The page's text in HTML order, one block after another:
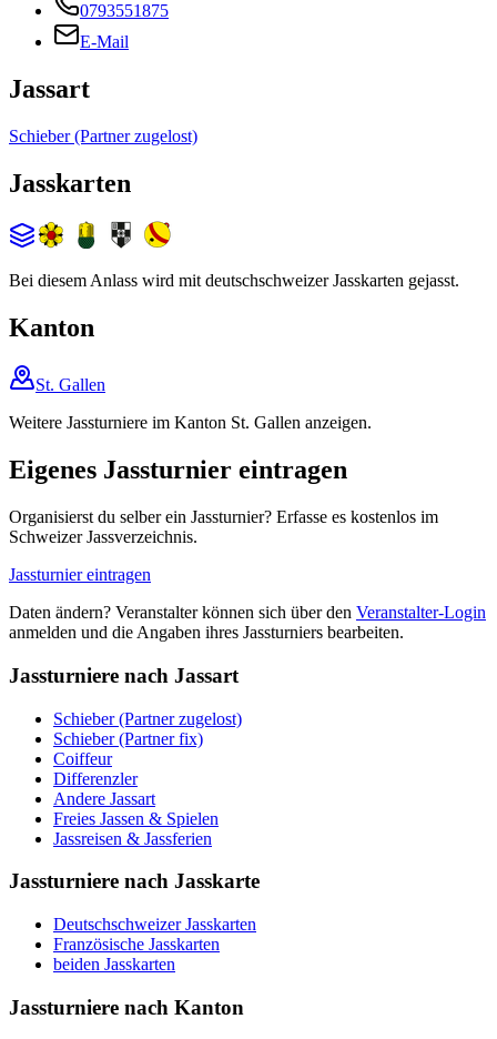
0793551875
E-Mail
Jassart
Schieber (Partner zugelost)
Jasskarten
Bei diesem Anlass wird mit deutschschweizer Jasskarten gejasst.
Kanton
St. Gallen
Weitere Jassturniere im Kanton St. Gallen anzeigen.
Eigenes Jassturnier eintragen
Organisierst du selber ein Jassturnier? Erfasse es kostenlos im
Schweizer Jassverzeichnis.
Jassturnier eintragen
Daten ändern? Veranstalter können sich über den Veranstalter-Login
anmelden und die Angaben ihres Jassturniers bearbeiten.
Jassturniere nach Jassart
Schieber (Partner zugelost)
Schieber (Partner fix)
Coiffeur
Differenzler
Andere Jassart
Freies Jassen & Spielen
Jassreisen & Jassferien
Jassturniere nach Jasskarte
Deutschschweizer Jasskarten
Französische Jasskarten
beiden Jasskarten
Jassturniere nach Kanton